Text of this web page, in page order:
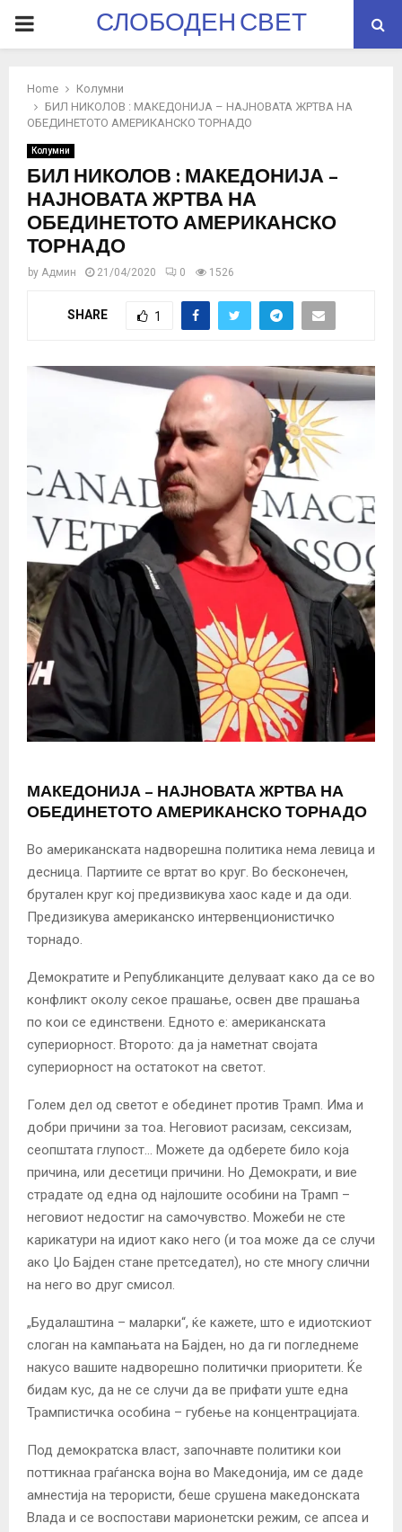
PRIMARYСЛОБОДЕН СВЕТ
Home
Колумни
БИЛ НИКОЛОВ : МАКЕДОНИЈА – НАЈНОВАТА ЖРТВА НА
ОБЕДИНЕТОТО АМЕРИКАНСКО ТОРНАДО
Колумни
БИЛ НИКОЛОВ : МАКЕДОНИЈА –
НАЈНОВАТА ЖРТВА НА
ОБЕДИНЕТОТО АМЕРИКАНСКО
ТОРНАДО
by Админ 21/04/2020 0 1526
SHARE 1
МАКЕДОНИЈА – НАЈНОВАТА ЖРТВА НА
ОБЕДИНЕТОТО АМЕРИКАНСКО ТОРНАДО
Во американската надворешна политика нема левица и
десница. Партиите се вртат во круг. Во бесконечен,
брутален круг кој предизвикува хаос каде и да оди.
Предизикува американско интервенционистичко
торнадо.
Демократите и Републиканците делуваат како да се во
конфликт околу секое прашање, освен две прашања
по кои се единствени. Едното е: американската
супериорност. Второтo: да ја наметнат својата
супериорност на остатокот на светот.
Голем дел од светот е обединет против Трамп. Има и
добри причини за тоа. Неговиот расизам, сексизам,
сеопштата глупост… Можете да одберете било која
причина, или десетици причини. Но Демократи, и вие
страдате од една од најлошите особини на Трамп –
неговиот недостиг на самочувство. Можеби не сте
карикатури на идиот како него (и тоа може да се случи
ако Џо Бајден стане претседател), но сте многу слични
на него во друг смисол.
„Будалаштина – маларки“, ќе кажете, што е идиотскиот
слоган на кампањата на Бајден, но да ги погледнеме
накусо вашите надворешно политички приоритети. Ќе
бидам кус, да не се случи да ве прифати уште една
Трампистичка особина – губење на концентрацијата.
Под демократска власт, започнавте политики кои
поттикнаа граѓанска војна во Македонија, им се даде
амнестија на терористи, беше срушена македонската
Влада и се воспостави марионетски режим, се апсеа и